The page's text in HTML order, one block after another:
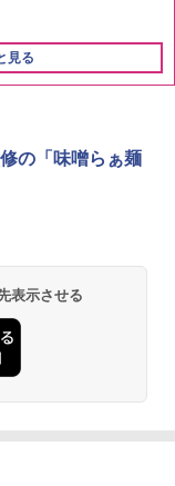
見る
カ Nikka ウィスキ
カクリア ウヰス
ィスキー】 大容量
ー ウイスキー ハ
り 85g×12個 日清
プ麺
こつ味 35g×15個
ーメン ミニカップ
アウトドアにも ロ
買い おやつカン
オーブンレンジ 23
WF232-B シンプ
暮らし 二人暮ら
ンレンジ 25L 一人
の「味噌らぁ麺
表示させる